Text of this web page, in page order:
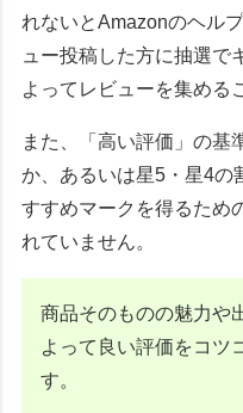
れないとAmazonのヘル
ュー投稿した方に抽選で
よってレビューを集める
また、「高い評価」の基
か、あるいは星5・星4の
すすめマークを得るため
れていません。
商品そのものの魅力や
よって良い評価をコツ
す。